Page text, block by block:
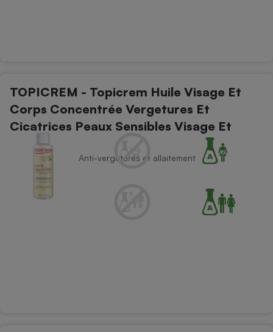
TOPICREM - Topicrem Huile Visage Et
Corps Concentrée Vergetures Et
Cicatrices Peaux Sensibles Visage Et
Corps C
Soins du corps - Anti-vergetures et allaitement